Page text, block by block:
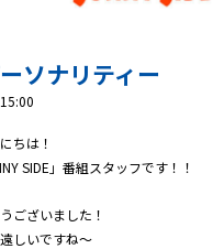
コンテンツ・アプリ
キッズ
Well-being
防災・減災
ショッピング
ソナリティー
ちは！
SIDE」番組スタッフです！！
ございました！
しいですね～